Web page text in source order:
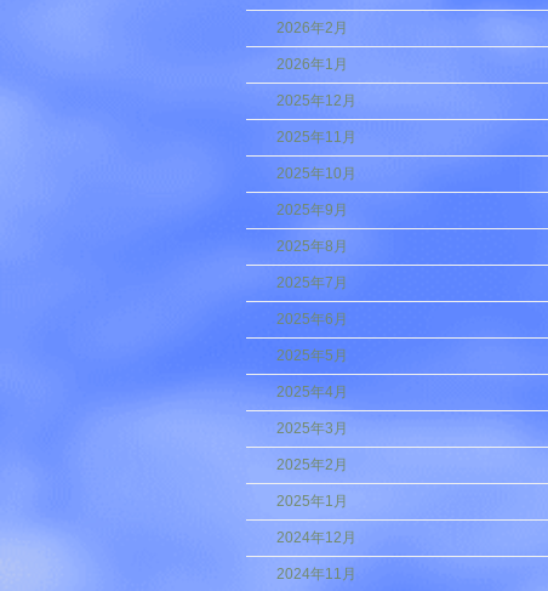
2026年2月
2026年1月
2025年12月
2025年11月
2025年10月
2025年9月
2025年8月
2025年7月
2025年6月
2025年5月
2025年4月
2025年3月
2025年2月
2025年1月
2024年12月
2024年11月